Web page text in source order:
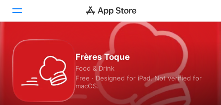
Games
Frères Toque
Food & Drink
Free · Designed for iPad. Not verified for
macOS.